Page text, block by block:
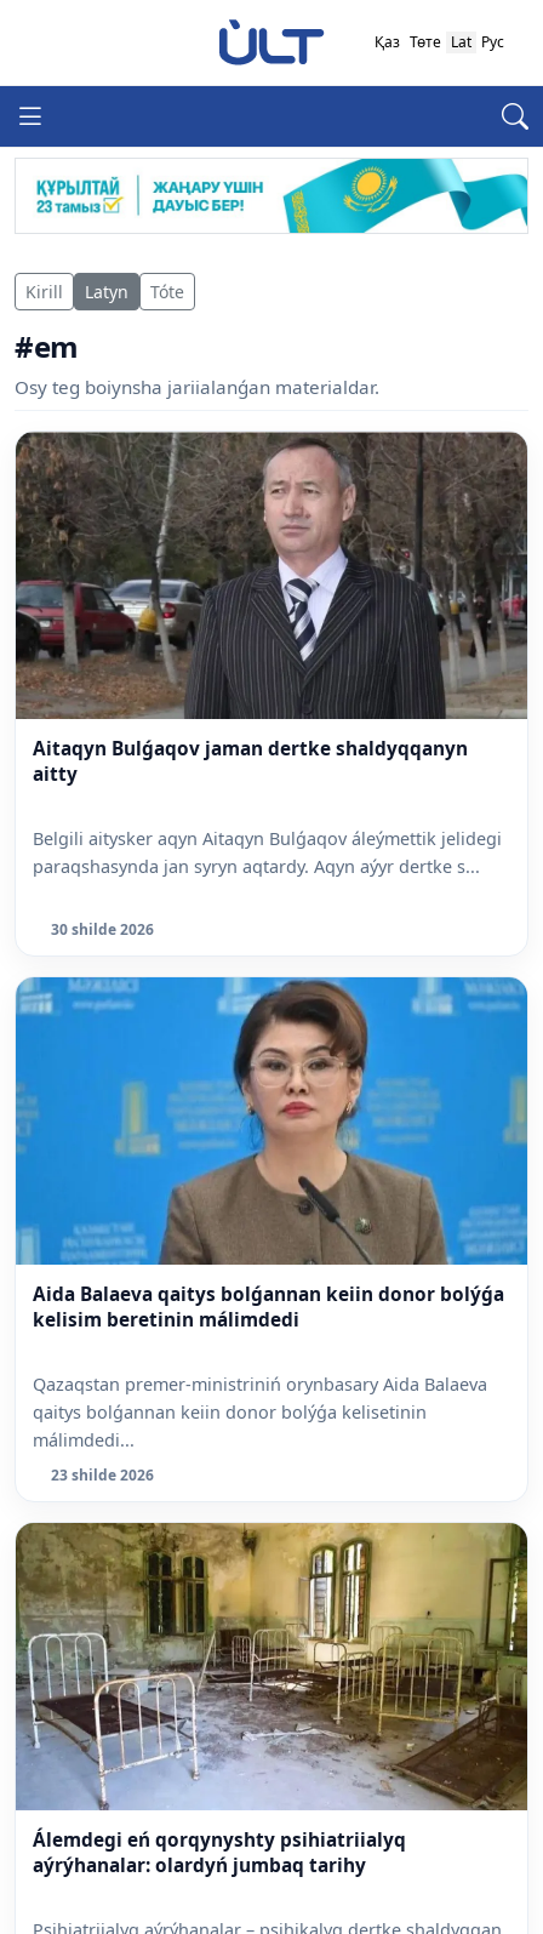
Қаз Төте Lat Рус
Kirill Latyn Tóte
#em
Osy teg boiynsha jariialanǵan materialdar.
Aitaqyn Bulǵaqov jaman dertke shaldyqqanyn
aitty
Belgili aitysker aqyn Aitaqyn Bulǵaqov áleýmettik jelidegi
paraqshasynda jan syryn aqtardy. Aqyn aýyr dertke s...
30 shilde 2026
Aida Balaeva qaitys bolǵannan keiin donor bolýǵa
kelisim beretinin málimdedi
Qazaqstan premer-ministriniń orynbasary Aida Balaeva
qaitys bolǵannan keiin donor bolýǵa kelisetinin
málimdedi...
23 shilde 2026
Álemdegi eń qorqynyshty psihiatriialyq
aýrýhanalar: olardyń jumbaq tarihy